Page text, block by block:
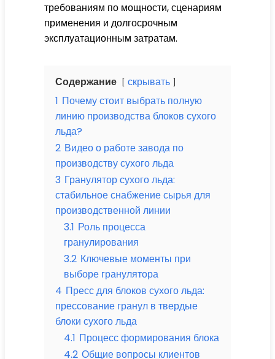
требованиям по мощности, сценариям
применения и долгосрочным
эксплуатационным затратам.
Содержание
скрывать
1 Почему стоит выбрать полную
линию производства блоков сухого
льда?
2 Видео о работе завода по
производству сухого льда
3 Гранулятор сухого льда:
стабильное снабжение сырья для
производственной линии
3.1 Роль процесса
гранулирования
3.2 Ключевые моменты при
выборе гранулятора
4 Пресс для блоков сухого льда:
прессование гранул в твердые
блоки сухого льда
4.1 Процесс формирования блока
4.2 Общие вопросы клиентов